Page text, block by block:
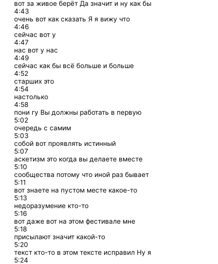
вот за живое берёт Да значит и ну как бы
4:43
очень вот как сказать Я я вижу что
4:46
сейчас вот у
4:47
нас вот у нас
4:49
сейчас как бы всё больше и больше
4:52
старших это
4:54
настолько
4:58
пони гу Вы должны работать в первую
5:02
очередь с самим
5:03
собой вот проявлять истинный
5:07
аскетизм это когда вы делаете вместе
5:10
сообщества потому что иной раз бывает
5:11
вот знаете на пустом месте какое-то
5:13
недоразумение кто-то
5:16
вот даже вот на этом фестивале мне
5:18
присылают значит какой-то
5:20
текст кто-то в этом тексте исправил Ну я
5:24